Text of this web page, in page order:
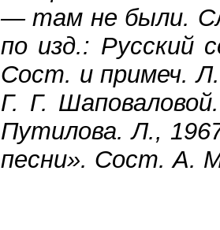
— там не были.
по изд.: Русский
Сост. и примеч.
Г. Г.
Путилова. Л.,
песни». Сост. А.